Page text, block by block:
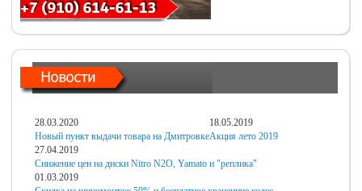
28.03.2020
Новый пункт выдачи товара на Дмитровке
18.05.2019
Акция лето 2019
27.04.2019
Снижение цен на диски Nitro N2O, Yamato и "реплика"
01.03.2019